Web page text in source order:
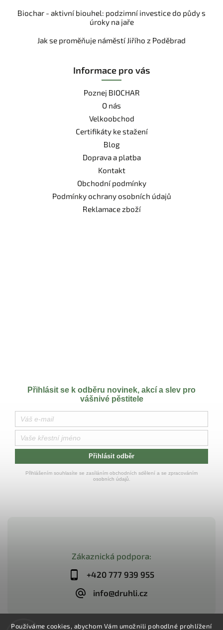
Používáme cookies, abychom Vám umožnili pohodlné prohlížení
Zákaznická podpora:
+420 777 939 955
info@druhli.cz
Biochar - aktivní biouhel: podzimní investice do půdy s
úroky na jaře
Jak se proměňuje náměstí Jiřího z Poděbrad
Informace pro vás
Poznej BIOCHAR
O nás
Velkoobchod
Certifikáty ke stažení
Blog
Doprava a platba
Kontakt
Obchodní podmínky
Podmínky ochrany osobních údajů
Reklamace zboží
Přihlásit se k odběru novinek, akcí a slev pro
vášnivé pěstitele
Přihlásit odběr
Přihlášením souhlasíte se zasíláním obchodních sdělení a se zpracováním
osobních údajů.